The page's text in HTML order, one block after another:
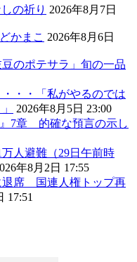
の祈り 2026年8月7日
かまこ 2026年8月6日
のポテサラ」旬の一品
・・「私がやるのでは
2026年8月5日 23:00
7章 的確な預言の示し
人避難（29日午前時
年8月2日 17:55
退席 国連人権トップ再
17:51